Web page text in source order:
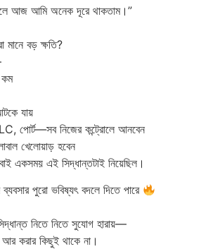
আজ আমি অনেক দূরে থাকতাম।”
মানে বড় ক্ষতি?
কম
যায়
পোর্ট—সব নিজের কন্ট্রোলে আনবেন
খেলোয়াড় হবেন
একসময় এই সিদ্ধান্তটাই নিয়েছিল।
পুরো ভবিষ্যৎ বদলে দিতে পারে
নিতে নিতে সুযোগ হারায়—
করার কিছুই থাকে না।